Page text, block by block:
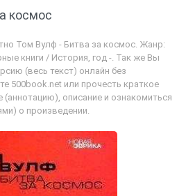
космос
Том Вулф - Битва за космос. Жанр:
книги / История, год -. Так же Вы
(весь текст) онлайн без
500book.net или прочесть краткое
описание и ознакомиться
о произведении.